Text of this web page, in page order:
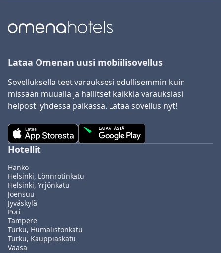
Lataa Omenan uusi mobiilisovellus
Sovelluksella teet varauksesi edullisemmin kuin
missään muualla ja hallitset kaikkia varauksiasi
helposti yhdessä paikassa. Lataa sovellus nyt!
Hotellit
Hanko
Helsinki, Lönnrotinkatu
Helsinki, Yrjönkatu
Joensuu
Jyväskylä
Pori
Tampere
Turku, Humalistonkatu
Turku, Kauppiaskatu
Vaasa